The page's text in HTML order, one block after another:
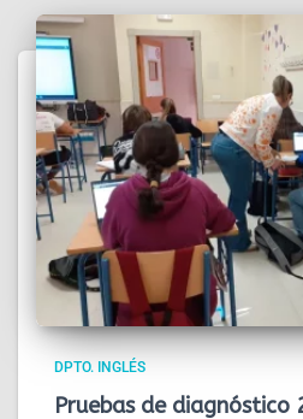
DPTO. INGLÉS
Pruebas de diagnóstico